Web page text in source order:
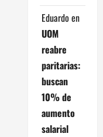
Eduardo en
UOM
reabre
paritarias:
buscan
10% de
aumento
salarial